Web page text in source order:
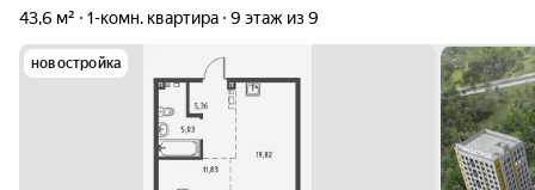
43,6 м²
1-комн. квартира 9 этаж из 9
новостройка